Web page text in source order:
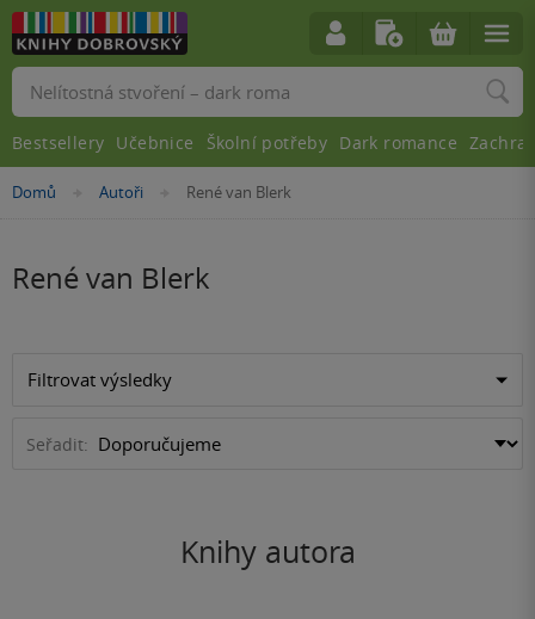
Nacházíte
Domů »Autoři »
René van Blerk
René van Blerk
Filtrovat výsledky
Seřadit:
Knihy autora
Vyhledávání
Bestsellery Učebnice Školní potřeby Dark romance